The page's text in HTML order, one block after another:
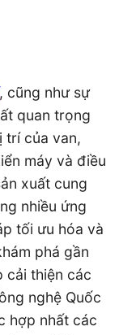
, cũng như sự
quan trọng
trí của van,
máy và điều
xuất cung
nhiều ứng
tối ưu hóa và
phá gần
cải thiện các
nghệ Quốc
hợp nhất các